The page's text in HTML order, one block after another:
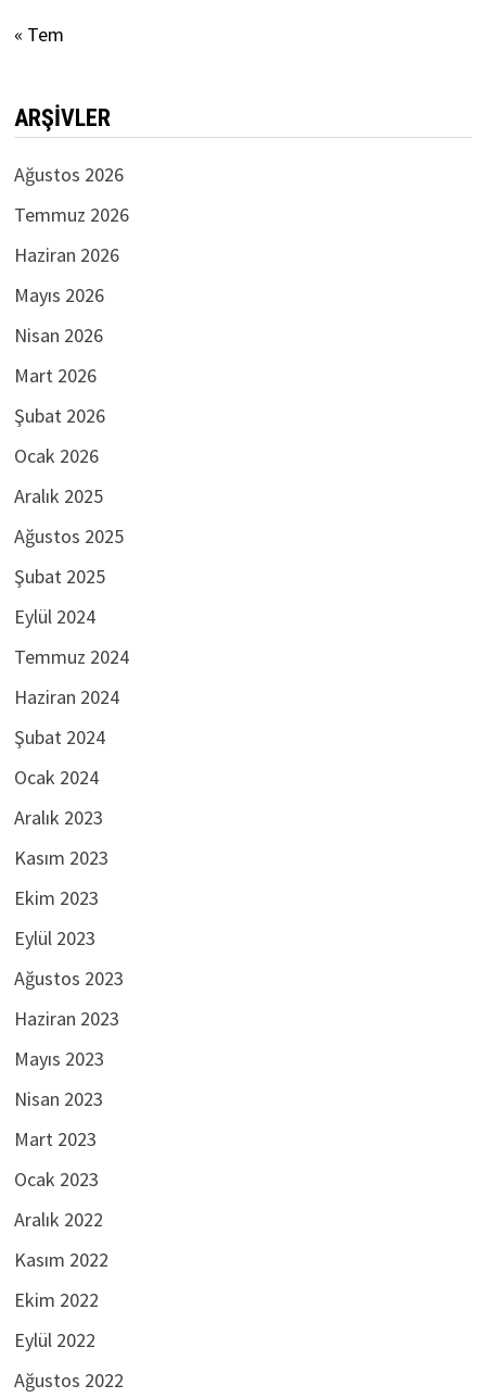
« Tem
ARŞIVLER
Ağustos 2026
Temmuz 2026
Haziran 2026
Mayıs 2026
Nisan 2026
Mart 2026
Şubat 2026
Ocak 2026
Aralık 2025
Ağustos 2025
Şubat 2025
Eylül 2024
Temmuz 2024
Haziran 2024
Şubat 2024
Ocak 2024
Aralık 2023
Kasım 2023
Ekim 2023
Eylül 2023
Ağustos 2023
Haziran 2023
Mayıs 2023
Nisan 2023
Mart 2023
Ocak 2023
Aralık 2022
Kasım 2022
Ekim 2022
Eylül 2022
Ağustos 2022